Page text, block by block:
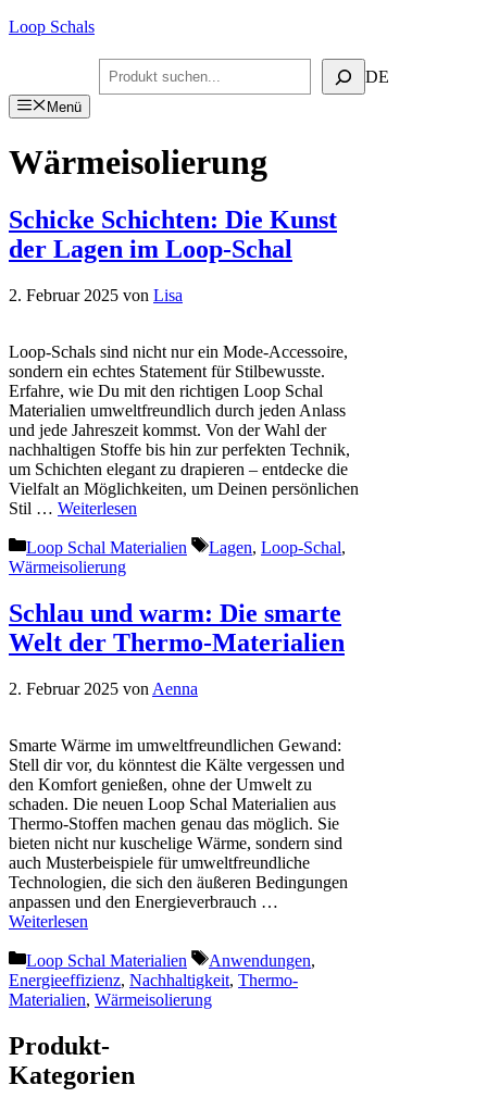
Zum
Loop Schals
Suchen DE
Menü
Wärmeisolierung
Schicke Schichten: Die Kunst
der Lagen im Loop-Schal
2. Februar 2025 von Lisa
Loop-Schals sind nicht nur ein Mode-Accessoire,
sondern ein echtes Statement für Stilbewusste.
Erfahre, wie Du mit den richtigen Loop Schal
Materialien umweltfreundlich durch jeden Anlass
und jede Jahreszeit kommst. Von der Wahl der
nachhaltigen Stoffe bis hin zur perfekten Technik,
um Schichten elegant zu drapieren – entdecke die
Vielfalt an Möglichkeiten, um Deinen persönlichen
Stil … Weiterlesen
Kategorien
Loop Schal Materialien Schlagwörter
Lagen, Loop-Schal,
Wärmeisolierung
Schlau und warm: Die smarte
Welt der Thermo-Materialien
2. Februar 2025 von Aenna
Smarte Wärme im umweltfreundlichen Gewand:
Stell dir vor, du könntest die Kälte vergessen und
den Komfort genießen, ohne der Umwelt zu
schaden. Die neuen Loop Schal Materialien aus
Thermo-Stoffen machen genau das möglich. Sie
bieten nicht nur kuschelige Wärme, sondern sind
auch Musterbeispiele für umweltfreundliche
Technologien, die sich den äußeren Bedingungen
anpassen und den Energieverbrauch …
Weiterlesen
Kategorien
Loop Schal Materialien Schlagwörter
Anwendungen,
Energieeffizienz, Nachhaltigkeit, Thermo-
Materialien, Wärmeisolierung
Produkt-
Kategorien